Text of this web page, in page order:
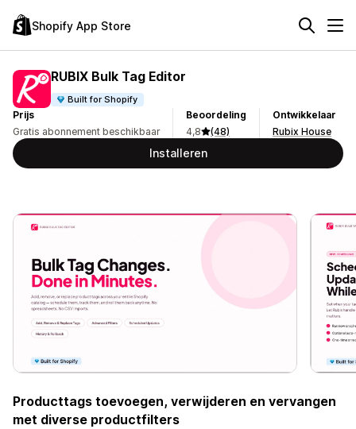
Shopify App Store
RUBIX Bulk Tag Editor
Built for Shopify
Prijs
Gratis abonnement beschikbaar
Beoordeling
4,8
(48)
Ontwikkelaar
Rubix House
Installeren
Producttags toevoegen, verwijderen en vervangen
met diverse productfilters